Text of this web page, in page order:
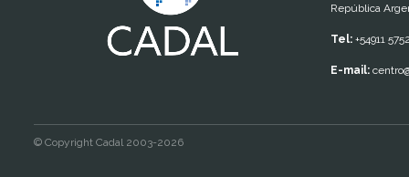
República
Tel: +54911
E-mail:
© Copyright Cadal 2003-2026